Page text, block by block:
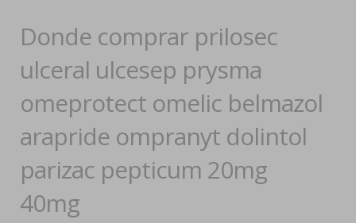
Donde comprar prilosec
ulceral ulcesep prysma
omeprotect omelic belmazol
arapride ompranyt dolintol
parizac pepticum 20mg
40mg